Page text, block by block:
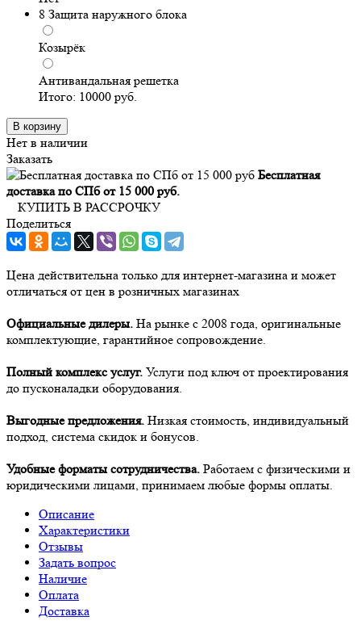
8 Защита наружного блока
Козырёк
Антивандальная решетка
Итого: 10000 руб.
В корзину
Нет в наличии
Заказать
Бесплатная
доставка по СПб от 15 000 руб.
КУПИТЬ В РАССРОЧКУ
Поделиться
Цена действительна только для интернет-магазина и может
отличаться от цен в розничных магазинах
Официальные дилеры. На рынке с 2008 года, оригинальные
комплектующие, гарантийное сопровождение.
Полный комплекс услуг. Услуги под ключ от проектирования
до пусконаладки оборудования.
Выгодные предложения. Низкая стоимость, индивидуальный
подход, система скидок и бонусов.
Удобные форматы сотрудничества. Работаем с физическими и
юридическими лицами, принимаем любые формы оплаты.
Описание
Характеристики
Отзывы
Задать вопрос
Наличие
Оплата
Доставка